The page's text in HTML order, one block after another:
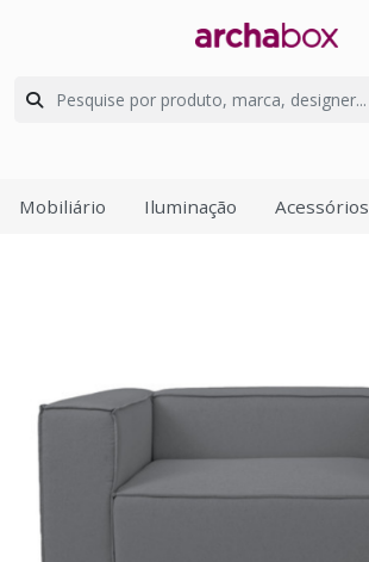
Mobiliário Iluminação Acessórios